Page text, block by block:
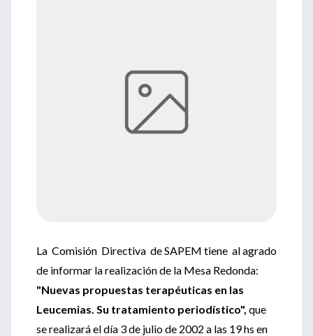
La Comisión Directiva de SAPEM tiene al agrado
de informar la realización de la Mesa Redonda:
"Nuevas propuestas terapéuticas en las
Leucemias. Su tratamiento periodístico", que
se realizará el día 3 de julio de 2002 a las 19 hs en